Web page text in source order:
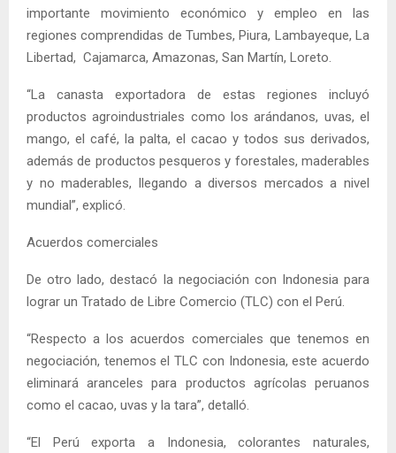
importante movimiento económico y empleo en las
regiones comprendidas de Tumbes, Piura, Lambayeque, La
Libertad, Cajamarca, Amazonas, San Martín, Loreto.
“La canasta exportadora de estas regiones incluyó
productos agroindustriales como los arándanos, uvas, el
mango, el café, la palta, el cacao y todos sus derivados,
además de productos pesqueros y forestales, maderables
y no maderables, llegando a diversos mercados a nivel
mundial”, explicó.
Acuerdos comerciales
De otro lado, destacó la negociación con Indonesia para
lograr un Tratado de Libre Comercio (TLC) con el Perú.
“Respecto a los acuerdos comerciales que tenemos en
negociación, tenemos el TLC con Indonesia, este acuerdo
eliminará aranceles para productos agrícolas peruanos
como el cacao, uvas y la tara”, detalló.
“El Perú exporta a Indonesia, colorantes naturales,